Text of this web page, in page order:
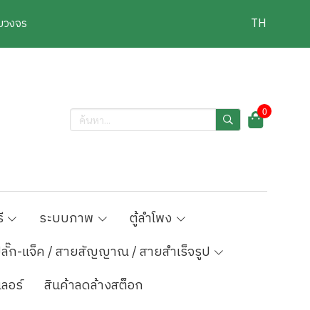
งจร TH
0
ระบบภาพ
ตู้ลำโพง
ก-แจ็ค / สายสัญญาณ / สายสำเร็จรูป
อร์ สินค้าลดล้างสต็อก